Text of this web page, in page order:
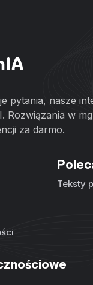
pytania, nasze
Rozwiązania w
za darmo.
Teksty